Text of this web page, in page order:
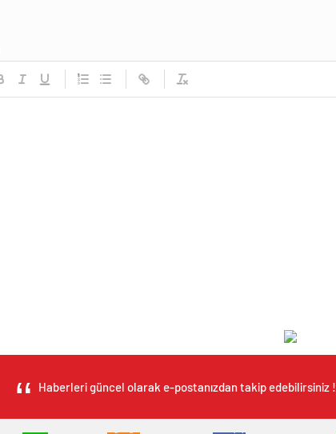
Haberleri güncel olarak e-postanızdan takip edebilirsiniz !